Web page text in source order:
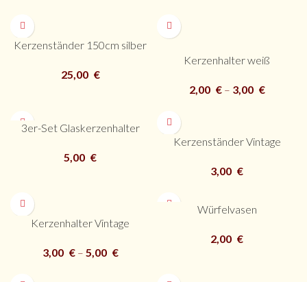
Kerzenständer 150cm silber
25,00 €
Kerzenhalter weiß
2,00 €– 3,00 €
3er-Set Glaskerzenhalter
5,00 €
Kerzenständer Vintage
3,00 €
Kerzenhalter Vintage
3,00 €– 5,00 €
Würfelvasen
2,00 €